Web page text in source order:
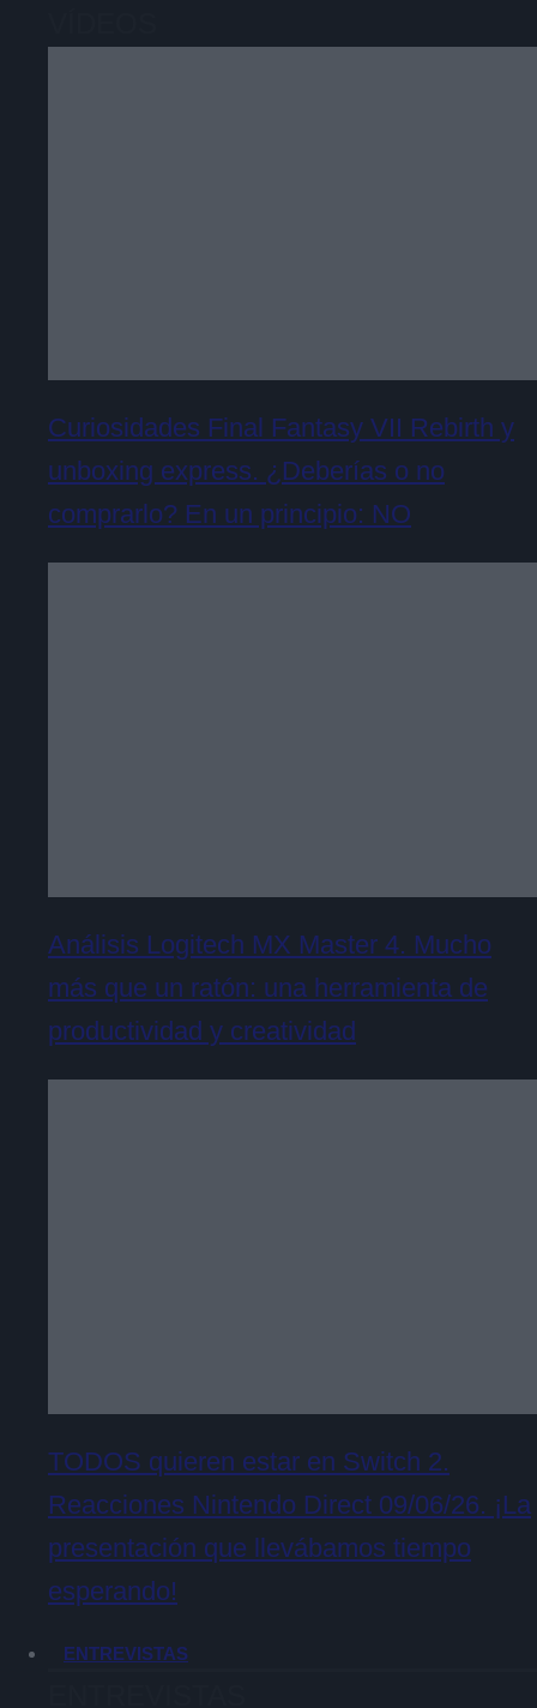
Curiosidades Final Fantasy VII Rebirth y
unboxing express. ¿Deberías o no
comprarlo? En un principio: NO
Análisis Logitech MX Master 4. Mucho
más que un ratón: una herramienta de
productividad y creatividad
TODOS quieren estar en Switch 2.
Reacciones Nintendo Direct 09/06/26. ¡La
presentación que llevábamos tiempo
esperando!
ENTREVISTAS